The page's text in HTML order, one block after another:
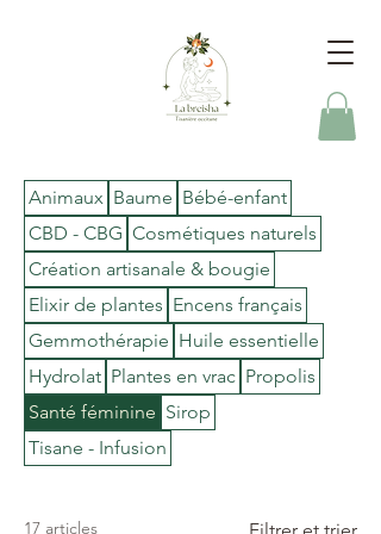
Animaux Baume Bébé-enfant
CBD - CBG Cosmétiques naturels
Création artisanale & bougie
Elixir de plantes Encens français
Gemmothérapie Huile essentielle
Hydrolat Plantes en vrac Propolis
Santé féminine Sirop
Tisane - Infusion
17 articles Filtrer et trier